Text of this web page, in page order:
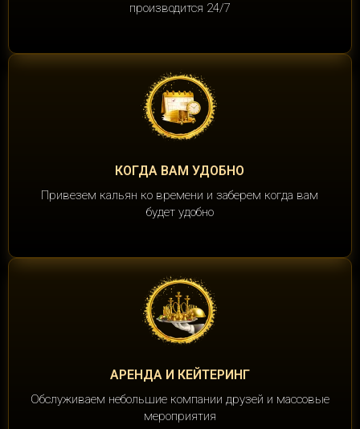
производится 24/7
КОГДА ВАМ УДОБНО
Привезем кальян ко времени и заберем когда вам
будет удобно
АРЕНДА И КЕЙТЕРИНГ
Обслуживаем небольшие компании друзей и массовые
мероприятия